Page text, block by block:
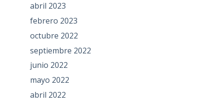
abril 2023
febrero 2023
octubre 2022
septiembre 2022
junio 2022
mayo 2022
abril 2022